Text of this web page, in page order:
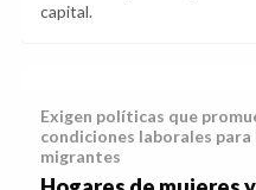
capital.
Exigen políticas que
condiciones laborales
migrantes